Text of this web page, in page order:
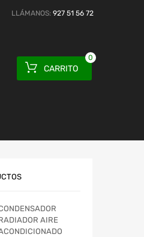
LLÁMANOS: 927 51 56 72
CARRITO
0
AIRE